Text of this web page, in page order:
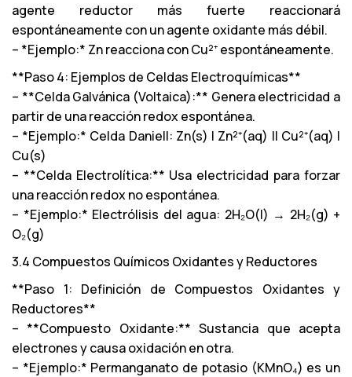
agente reductor más fuerte reaccionará
espontáneamente con un agente oxidante más débil.
– *Ejemplo:* Zn reacciona con Cu²⁺ espontáneamente.
**Paso 4: Ejemplos de Celdas Electroquímicas**
– **Celda Galvánica (Voltaica):** Genera electricidad a
partir de una reacción redox espontánea.
– *Ejemplo:* Celda Daniell: Zn(s) | Zn²⁺(aq) || Cu²⁺(aq) |
Cu(s)
– **Celda Electrolítica:** Usa electricidad para forzar
una reacción redox no espontánea.
– *Ejemplo:* Electrólisis del agua: 2H₂O(l) → 2H₂(g) +
O₂(g)
3.4 Compuestos Químicos Oxidantes y Reductores
**Paso 1: Definición de Compuestos Oxidantes y
Reductores**
– **Compuesto Oxidante:** Sustancia que acepta
electrones y causa oxidación en otra.
– *Ejemplo:* Permanganato de potasio (KMnO₄) es un